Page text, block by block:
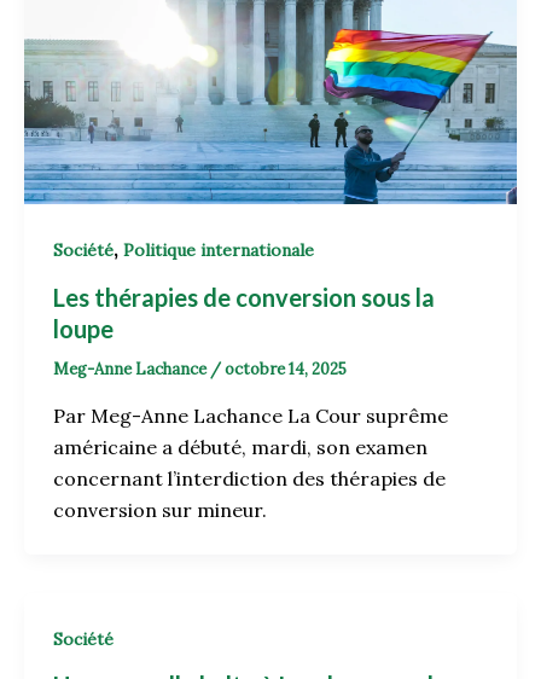
Société, Politique internationale
Les thérapies de conversion sous la
loupe
Meg-Anne Lachance /octobre 14, 2025
Par Meg-Anne Lachance La Cour suprême
américaine a débuté, mardi, son examen
concernant l’interdiction des thérapies de
conversion sur mineur.
Société